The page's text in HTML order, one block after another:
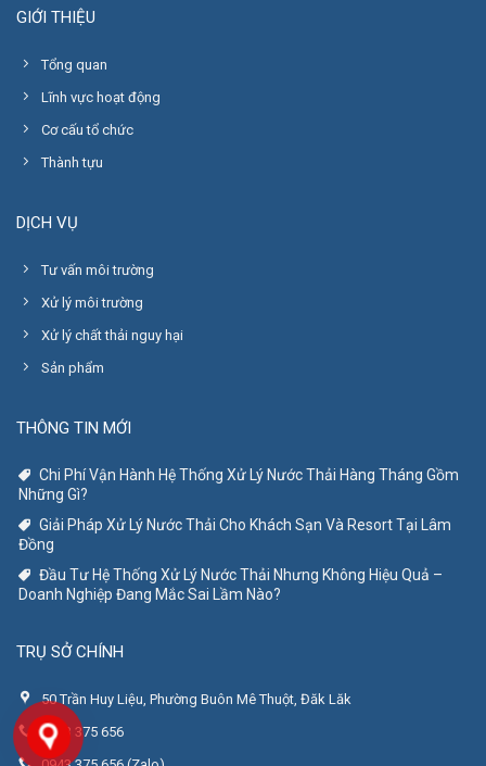
GIỚI THIỆU
Tổng quan
Lĩnh vực hoạt động
Cơ cấu tổ chức
Thành tựu
DỊCH VỤ
Tư vấn môi trường
Xử lý môi trường
Xử lý chất thải nguy hại
Sản phẩm
THÔNG TIN MỚI
Chi Phí Vận Hành Hệ Thống Xử Lý Nước Thải Hàng Tháng Gồm
Những Gì?
Giải Pháp Xử Lý Nước Thải Cho Khách Sạn Và Resort Tại Lâm
Đồng
Đầu Tư Hệ Thống Xử Lý Nước Thải Nhưng Không Hiệu Quả –
Doanh Nghiệp Đang Mắc Sai Lầm Nào?
TRỤ SỞ CHÍNH
50 Trần Huy Liệu, Phường Buôn Mê Thuột, Đăk Lăk
0943 375 656